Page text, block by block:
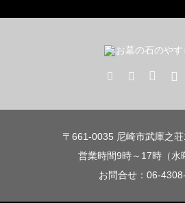
〒661-0035 尼崎市武庫之
営業時間9時～17時（水
お問合せ：06-